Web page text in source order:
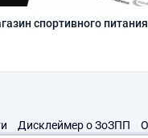
спортивного
Дисклеймер о ЗоЗПП